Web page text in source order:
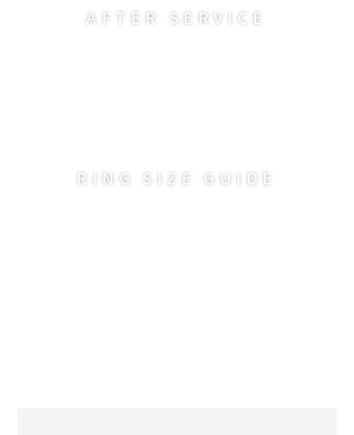
AFTER SERVICE
RING SIZE GUIDE